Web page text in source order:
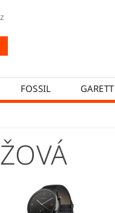
FOSSIL GARETT